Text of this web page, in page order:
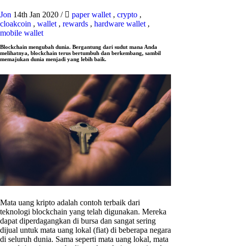
Jon 14th Jan 2020 / paper wallet , crypto ,
cloakcoin , wallet , rewards , hardware wallet ,
mobile wallet
Blockchain mengubah dunia. Bergantung dari sudut mana Anda
melihatnya, blockchain terus bertumbuh dan berkembang, sambil
memajukan dunia menjadi yang lebih baik.
Mata uang kripto adalah contoh terbaik dari
teknologi blockchain yang telah digunakan. Mereka
dapat diperdagangkan di bursa dan sangat sering
dijual untuk mata uang lokal (fiat) di beberapa negara
di seluruh dunia. Sama seperti mata uang lokal, mata